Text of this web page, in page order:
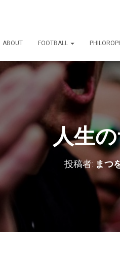
ABOUT FOOTBALL
人生
投稿者: まつ